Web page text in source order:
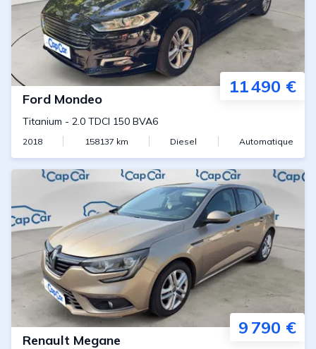
11 490 €
Ford Mondeo
Titanium - 2.0 TDCI 150 BVA6
2018 158137 km Diesel Automatique
9 790 €
Renault Megane